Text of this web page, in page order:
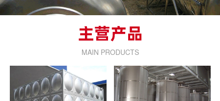
MAIN PRODUCTS